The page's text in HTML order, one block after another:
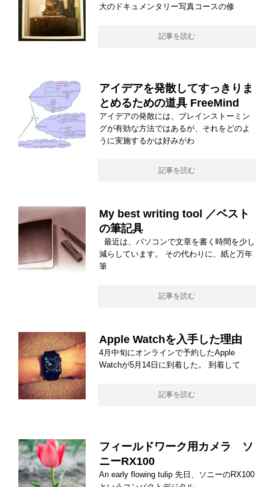
大のドキュメンタリー写真コースの修
記事を読む
アイデアを発散してすっきりま
とめるための道具 FreeMind
アイデアの発散には、ブレインストーミン
グが有効な方法ではあるが、それをどのよ
うに実施するかは好みがわ
記事を読む
My best writing tool ／ベスト
の筆記具
最近は、パソコンで文章を書く時間を少し
減らしています。 その代わりに、紙と万年
筆
記事を読む
Apple Watchを入手した理由
4月中旬にオンラインで予約したApple
Watchが5月14日に到着した。 到着して
記事を読む
フィールドワーク用カメラ ソ
ニーRX100
An early flowing tulip 先日、ソニーのRX100